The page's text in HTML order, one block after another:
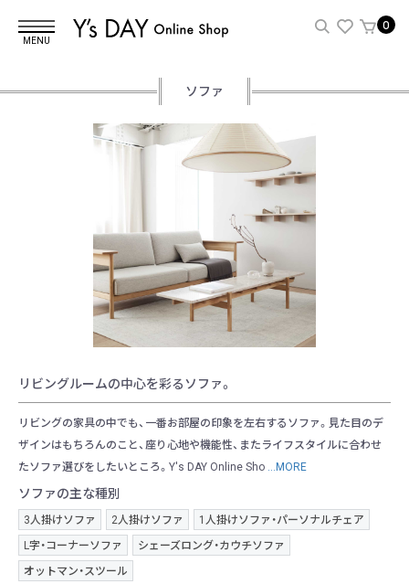
MENU
0
ソファ
リビングルームの中心を彩るソファ。
リビングの家具の中でも、一番お部屋の印象を左右するソファ。見た目のデ
ザインはもちろんのこと、座り心地や機能性、またライフスタイルに合わせ
たソファ選びをしたいところ。Y's DAY Online Sho ...MORE
ソファの主な種別
3人掛けソファ 2人掛けソファ
1人掛けソファ・パーソナルチェア
L字・コーナーソファ
シェーズロング・カウチソファ
オットマン・スツール